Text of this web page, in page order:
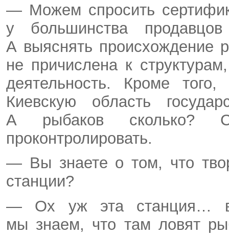
— Можем спросить
у большинства
А выяснять
не причислена к
деятельность. Кроме
Киевскую область
А рыбаков сколько?
проконтролировать.
— Вы знаете о том, что
станции?
— Ох уж эта станция…
мы знаем, что там ловят